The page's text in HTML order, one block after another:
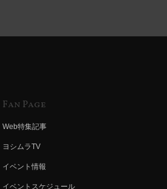
Fan Page
Web特集記事
ヨシムラTV
イベント情報
イベントスケジュール